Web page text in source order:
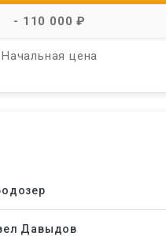
- 110 000 ₽
Начальная цена
Давыдов